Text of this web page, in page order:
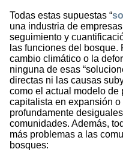
Todas estas supuestas “
una industria de
seguimiento y
las funciones del bosque.
cambio climático o la
ninguna de esas
directas ni las causas
como el actual modelo de
capitalista en expansión
profundamente
comunidades. Además,
más problemas a las
bosques: